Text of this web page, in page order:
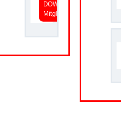
DOWNLOAD
Mitgliedsantrag